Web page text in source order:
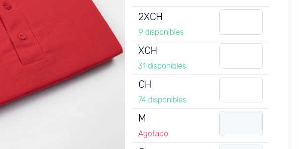
2XCH
9 disponibles
XCH
31 disponibles
CH
74 disponibles
M
Agotado